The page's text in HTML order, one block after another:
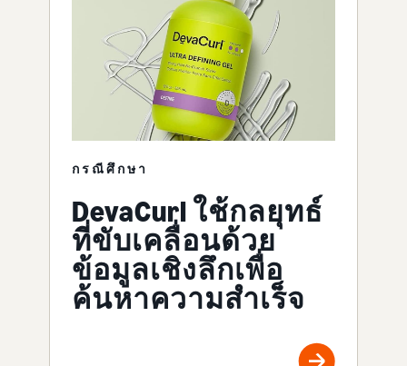
กรณีศึกษา
DevaCurl ใช้กลยุทธ์
ที่ขับเคลื่อนด้วย
ข้อมูลเชิงลึกเพื่อ
ค้นหาความสำเร็จ